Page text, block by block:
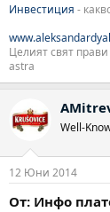
Инвестиция -
Целият свят
astra
Well-
12 Юни 2014
От: Инфо